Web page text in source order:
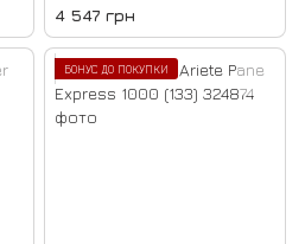
4 547 грн
БОНУС ДО ПОКУПКИ